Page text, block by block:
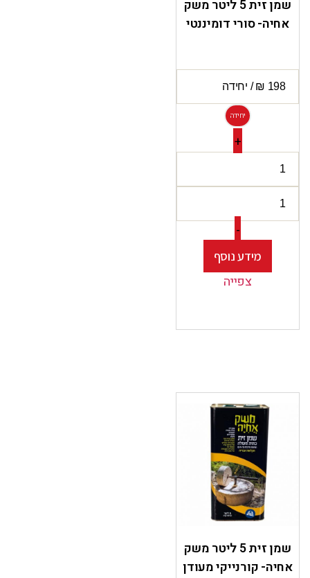
שמן זית 5 ליטר משק
אחיה- סורי דומיננטי
יחידה
+
-
מידע נוסף
צפייה
שמן זית 5 ליטר משק
אחיה- קורנייקי מעודן